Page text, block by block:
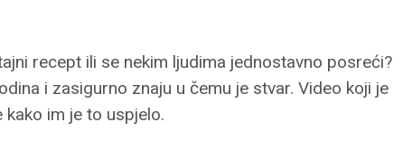
recept ili se nekim ljudima jednostavno posreći?
i zasigurno znaju u čemu je stvar. Video koji je
kako im je to uspjelo.